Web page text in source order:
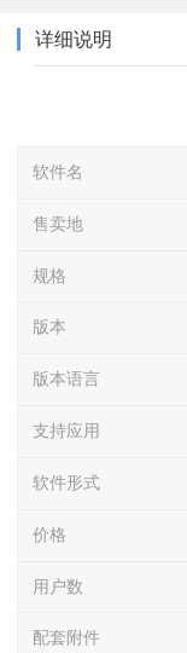
详细说明
软件名
售卖地
规格
版本
版本语言
支持应用
软件形式
价格
用户数
配套附件